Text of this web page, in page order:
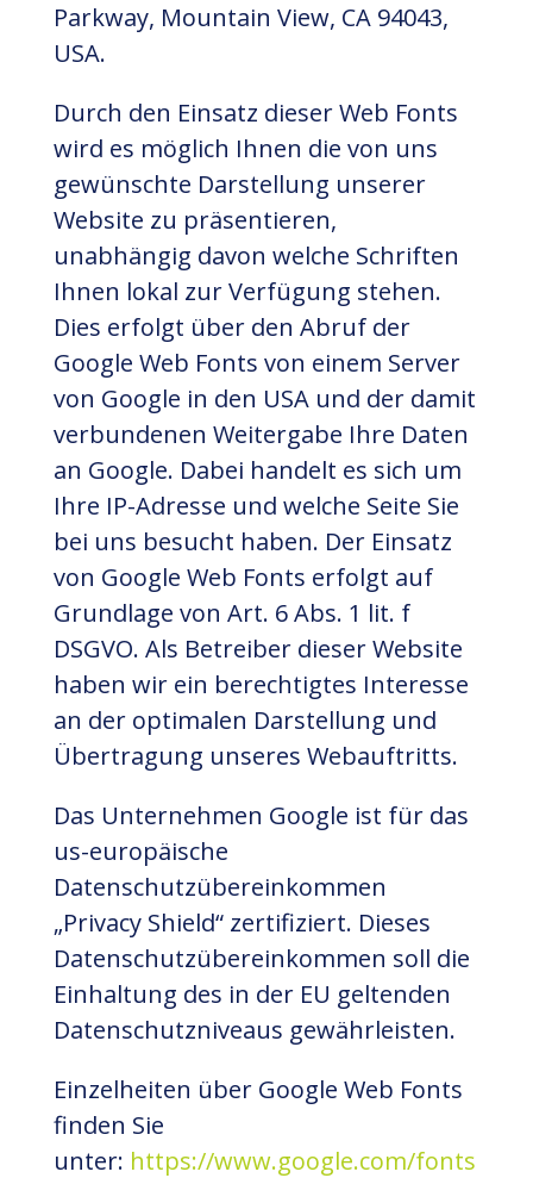
Parkway, Mountain View, CA 94043,
USA.
Durch den Einsatz dieser Web Fonts
wird es möglich Ihnen die von uns
gewünschte Darstellung unserer
Website zu präsentieren,
unabhängig davon welche Schriften
Ihnen lokal zur Verfügung stehen.
Dies erfolgt über den Abruf der
Google Web Fonts von einem Server
von Google in den USA und der damit
verbundenen Weitergabe Ihre Daten
an Google. Dabei handelt es sich um
Ihre IP-Adresse und welche Seite Sie
bei uns besucht haben. Der Einsatz
von Google Web Fonts erfolgt auf
Grundlage von Art. 6 Abs. 1 lit. f
DSGVO. Als Betreiber dieser Website
haben wir ein berechtigtes Interesse
an der optimalen Darstellung und
Übertragung unseres Webauftritts.
Das Unternehmen Google ist für das
us-europäische
Datenschutzübereinkommen
„Privacy Shield“ zertifiziert. Dieses
Datenschutzübereinkommen soll die
Einhaltung des in der EU geltenden
Datenschutzniveaus gewährleisten.
Einzelheiten über Google Web Fonts
finden Sie
unter: https://www.google.com/fonts